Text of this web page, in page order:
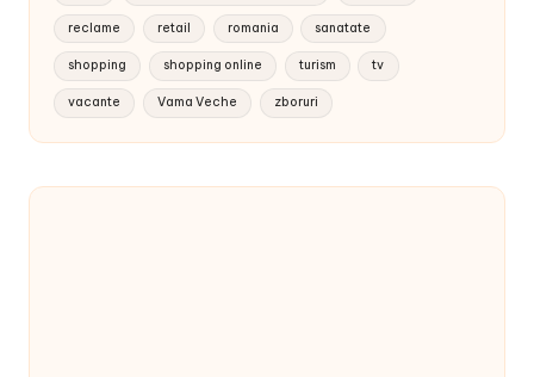
reclame retail romania sanatate
shopping shopping online turism tv
vacante Vama Veche zboruri